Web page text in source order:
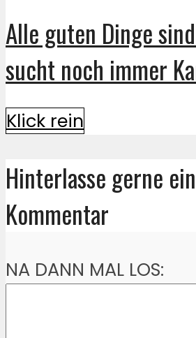
Alle guten Dinge
sucht noch immer
Klick rein
Hinterlasse gerne
Kommentar
NA DANN MAL LOS: